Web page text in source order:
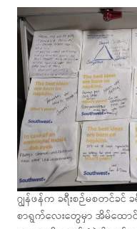
ဂျွန်ဖန်က ခရီးစဉ်မစတင်ခင်
စာရွက်လေးတွေမှာ အိမ်ထောင်